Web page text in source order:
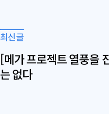
최신글
[메가 프로젝트 열풍을
는 없다